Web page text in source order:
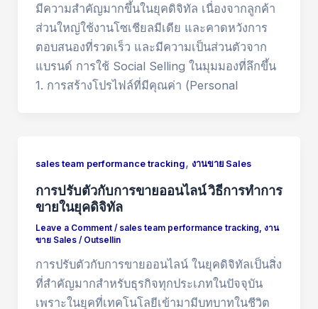
มีความสำคัญมากขึ้นในยุคดิจิทัล เนื่องจากลูกค้า
ส่วนใหญ่ใช้งานโซเชียลมีเดีย และคาดหวังการ
ตอบสนองที่รวดเร็ว และมีความเป็นส่วนตัวจาก
แบรนด์ การใช้ Social Selling ในมุมมองที่ลึกขึ้น
1. การสร้างโปรไฟล์ที่มีคุณค่า (Personal
sales team performance tracking, งานขาย Sales
การปรับตัวกับการขายออนไลน์ วิธีการทำการ
ขายในยุคดิจิทัล
Leave a Comment / sales team performance tracking, งาน
ขาย Sales/ Outsellin
การปรับตัวกับการขายออนไลน์ ในยุคดิจิทัลเป็นสิ่ง
ที่สำคัญมากสำหรับธุรกิจทุกประเภทในปัจจุบัน
เพราะในยุคที่เทคโนโลยีเข้ามามีบทบาทในชีวิต